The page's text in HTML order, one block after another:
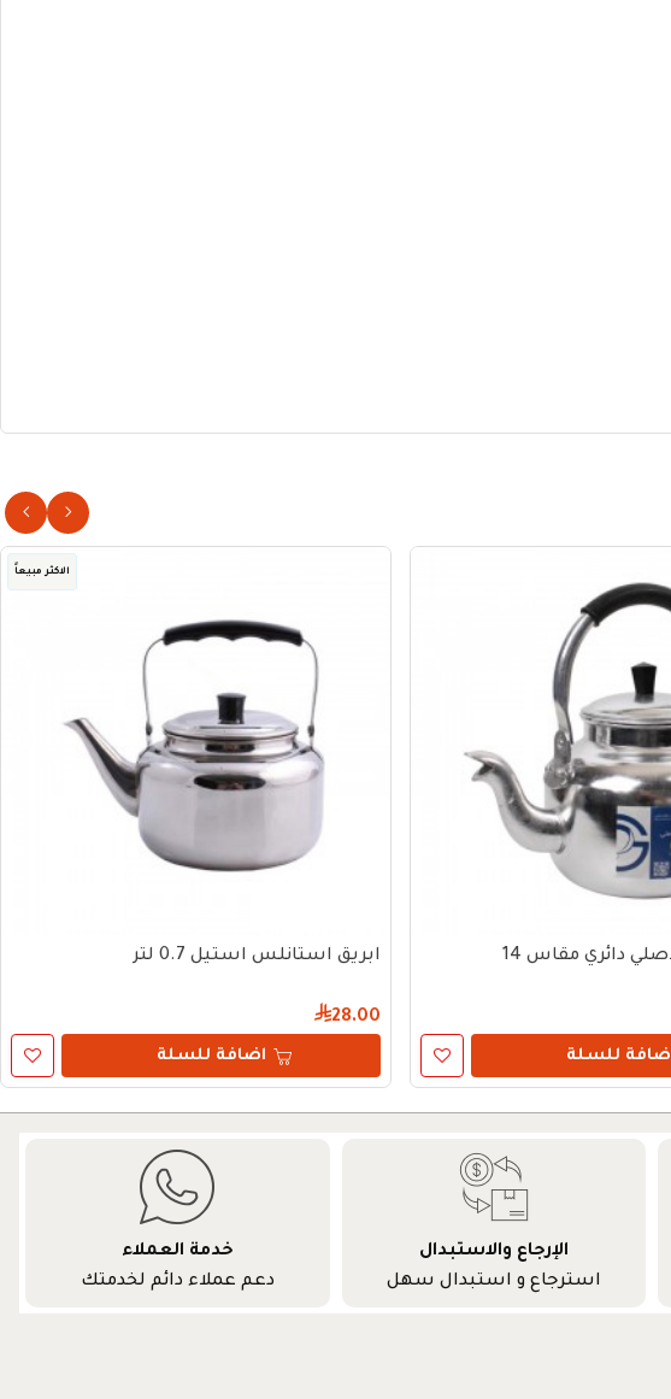
دائري مقاس 14
للسلة
الاكثر مبيعاً
ابريق استانلس استيل 0.7 لتر
28.00
اضافة للسلة
الإرجاع والاستبدال
استرجاع و استبدال سهل
خدمة العملاء
دعم عملاء دائم لخدمتك